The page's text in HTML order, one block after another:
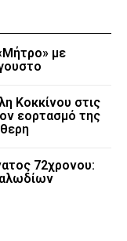
με
Κοκκίνου στις
εορτασμό της
72χρονου: